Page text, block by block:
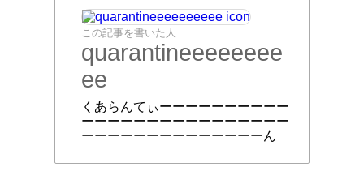
この記事を書いた人
quarantineeeeeeee
ee
くあらんてぃーーーーーーーーーー
ーーーーーーーーーーーーーーーー
ーーーーーーーーーーーーーーん